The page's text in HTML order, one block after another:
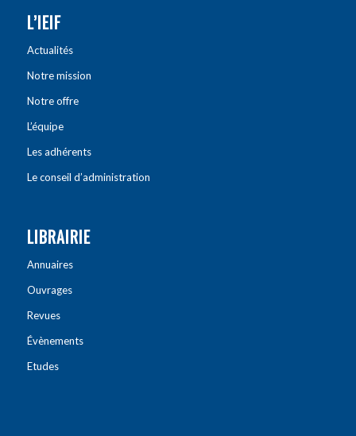
L’IEIF
Actualités
Notre mission
Notre offre
L’équipe
Les adhérents
Le conseil d’administration
LIBRAIRIE
Annuaires
Ouvrages
Revues
Évènements
Etudes